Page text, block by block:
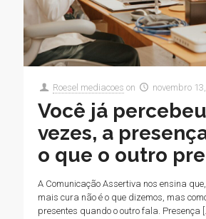
Roesel mediacoes on novembro
Você já
vezes, a
o que o outro
A Comunicação Assertiva nos ensina
mais cura não é o que dizemos, mas
presentes quando o outro fala. Presença